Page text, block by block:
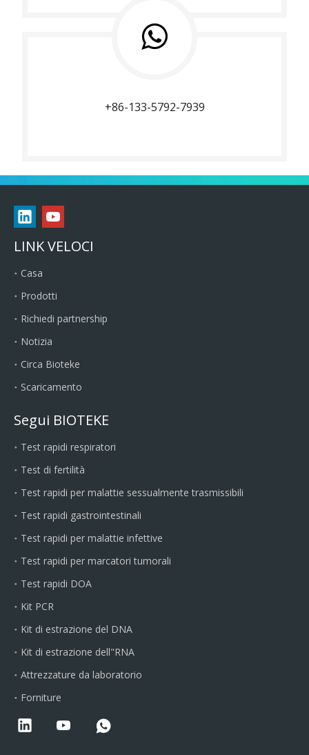
+86-133-5792-7939
LINK VELOCI
Casa
Prodotti
Richiedi partnership
Notizia
Circa Bioteke
Scaricamento
Segui BIOTEKE
Test rapidi respiratori
Test di fertilità
Test rapidi per malattie sessualmente trasmissibili
Test rapidi gastrointestinali
Test rapidi per malattie infettive
Test rapidi per marcatori tumorali
Test rapidi DOA
Kit PCR
Kit di estrazione del DNA
Kit di estrazione dell"RNA
Attrezzature da laboratorio
Forniture